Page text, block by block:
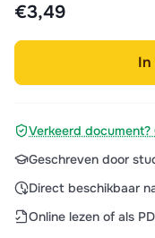
€3,49
Verkeerd document?
Geschreven door
Direct beschikbaar
Online lezen of als